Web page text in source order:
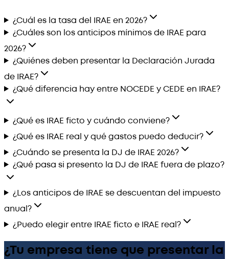
¿Cuál es la tasa del IRAE en 2026?
¿Cuáles son los anticipos mínimos de IRAE para
2026?
¿Quiénes deben presentar la Declaración Jurada
de IRAE?
¿Qué diferencia hay entre NOCEDE y CEDE en IRAE?
¿Qué es IRAE ficto y cuándo conviene?
¿Qué es IRAE real y qué gastos puedo deducir?
¿Cuándo se presenta la DJ de IRAE 2026?
¿Qué pasa si presento la DJ de IRAE fuera de plazo?
¿Los anticipos de IRAE se descuentan del impuesto
anual?
¿Puedo elegir entre IRAE ficto e IRAE real?
¿Tu empresa tiene que presentar la